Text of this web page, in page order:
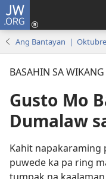
JW.ORG
Ang Bantayan |
BASAHIN SA WIKANG
Gusto Mo
Dumalaw
Kahit napakaraming
puwede ka pa ring